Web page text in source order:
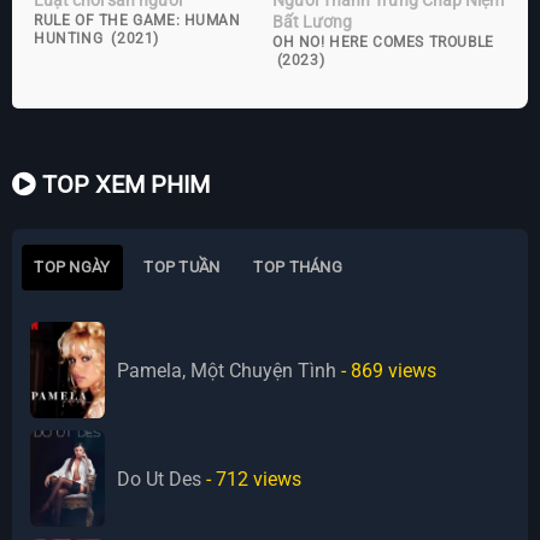
RULE OF THE GAME: HUMAN
HUNTING (2021)
Bất Lương
OH NO! HERE COMES TROUBLE
(2023)
TOP XEM PHIM
TOP NGÀY TOP TUẦN TOP THÁNG
Pamela, Một Chuyện Tình - 869 views
Do Ut Des - 712 views